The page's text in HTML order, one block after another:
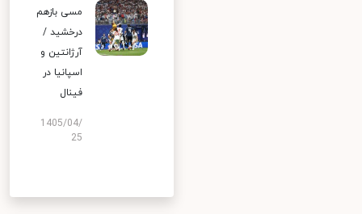
مسی بازهم
درخشید /
آرژانتین و
اسپانیا در
فینال
1405/04/
25